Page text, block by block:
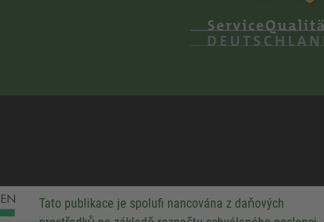
Tato publikace je spolufi nancována z daňových